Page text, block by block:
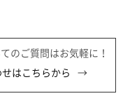
のご質問はお気軽に！
はこちらから